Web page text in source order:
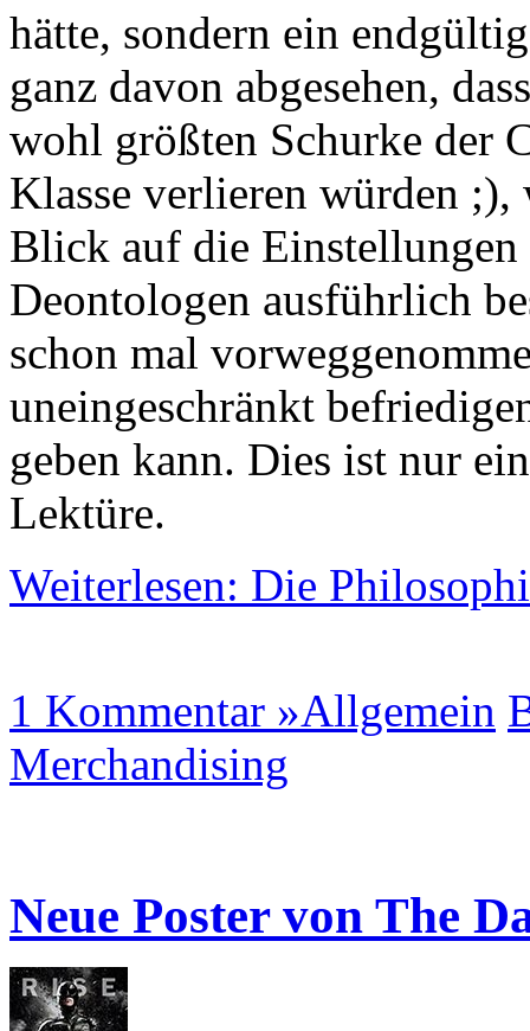
hätte, sondern ein
ganz davon abgesehen,
wohl größten Schurke der
Klasse verlieren würden
Blick auf die
Deontologen ausführlich
schon mal
uneingeschränkt
geben kann. Dies ist nur
Lektüre.
Weiterlesen: Die
1 Kommentar »Allgemein
Merchandising
Neue Poster von The